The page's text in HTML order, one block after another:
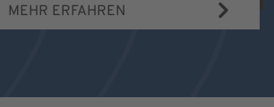
MEHR ERFAHREN